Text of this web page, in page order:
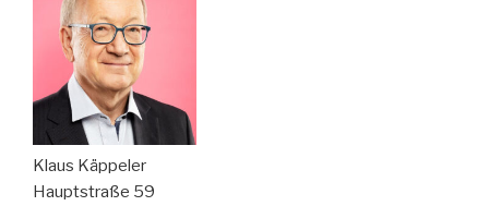
Klaus Käppeler
Hauptstraße 59